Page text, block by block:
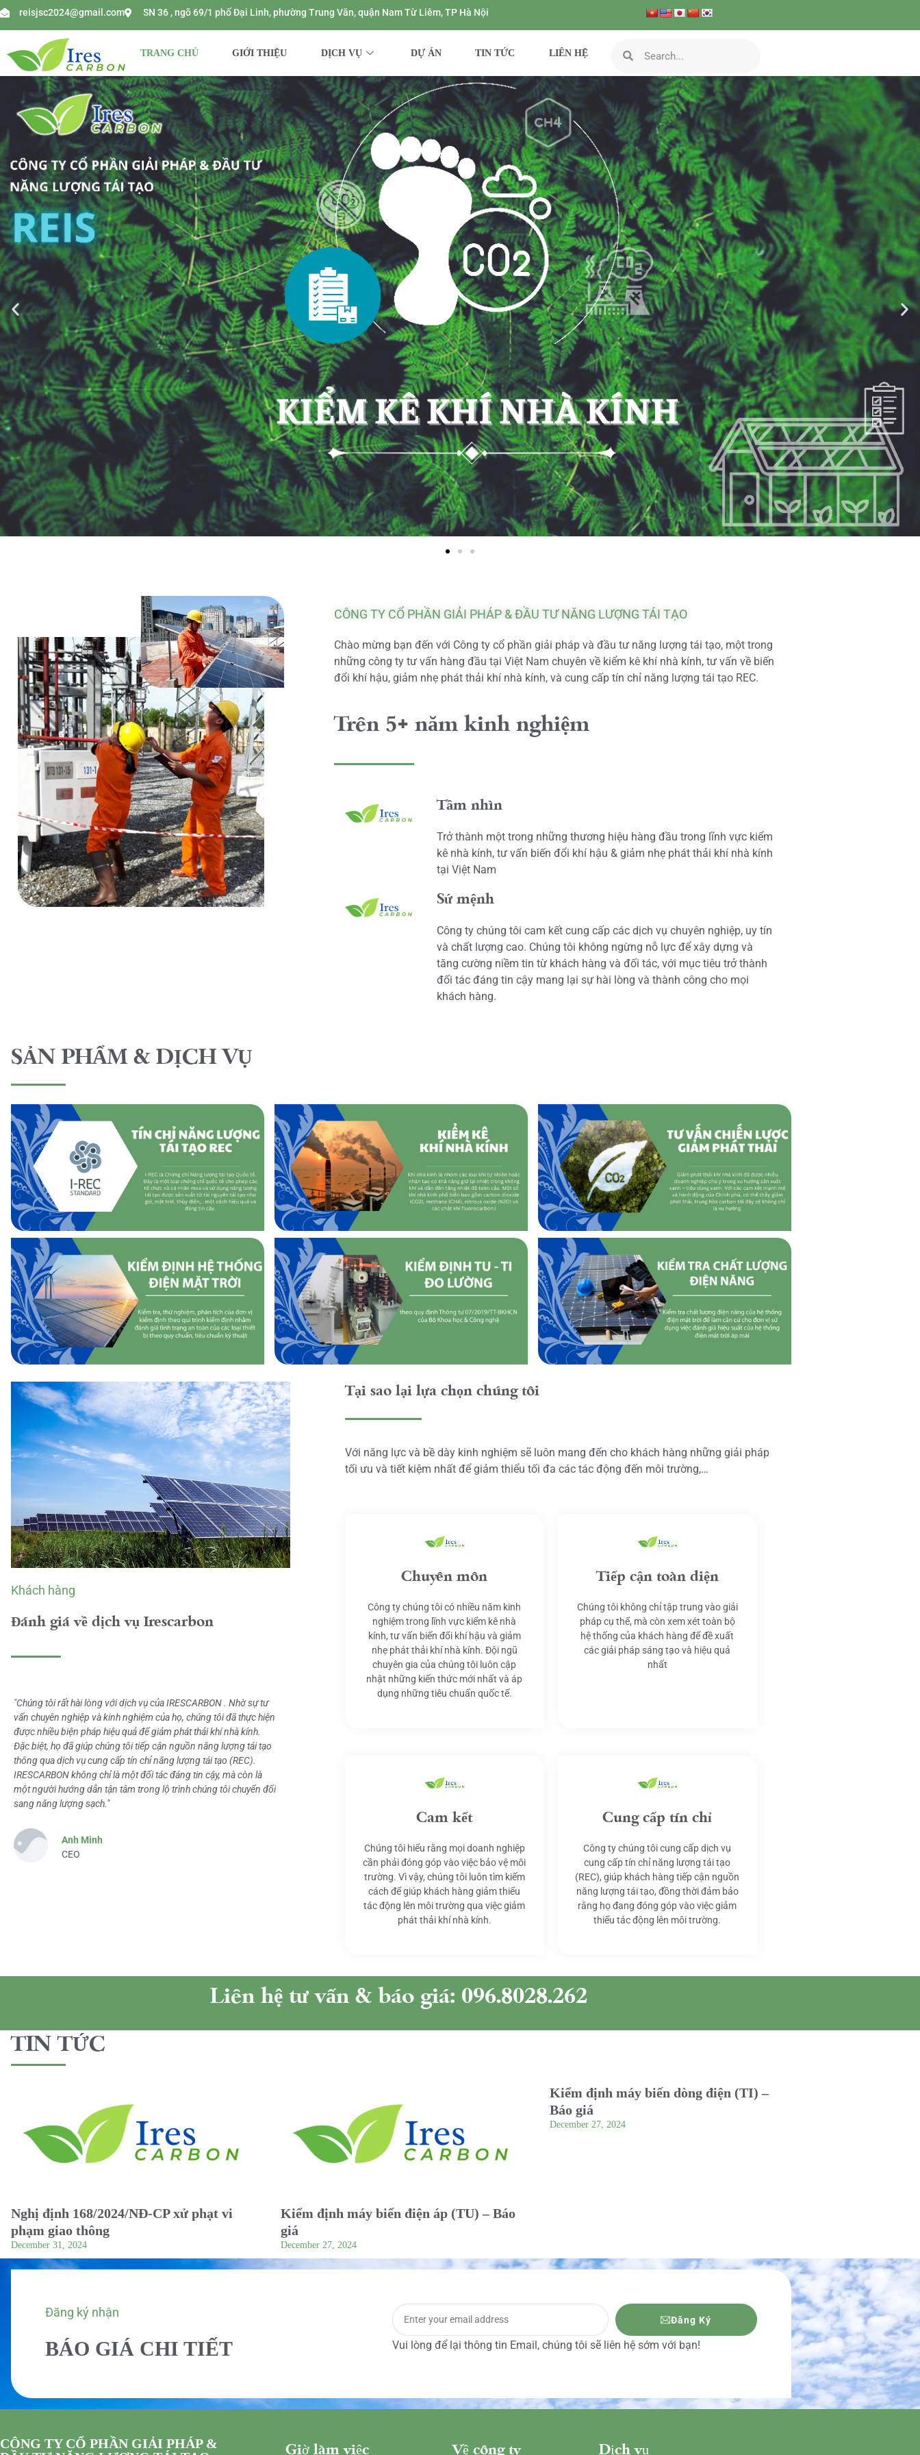
reisjsc2024@gmail.com SN 36 , ngõ 69/1 phố Đại Linh, phường Trung Văn, quận Nam Từ Liêm, TP Hà Nội
TRANG CHỦ GIỚI THIỆU DỊCH VỤ DỰ ÁN TIN TỨC LIÊN HỆ
CÔNG TY CỔ PHẦN GIẢI PHÁP & ĐẦU TƯ NĂNG LƯỢNG TÁI TẠO
Chào mừng bạn đến với Công ty cổ phần giải pháp và đầu tư năng lượng tái tạo, một trong
những công ty tư vấn hàng đầu tại Việt Nam chuyên về kiểm kê khí nhà kính, tư vấn về biến
đổi khí hậu, giảm nhẹ phát thải khí nhà kính, và cung cấp tín chỉ năng lượng tái tạo REC.
Trên 5+ năm kinh nghiệm
Tầm nhìn
Trở thành một trong những thương hiệu hàng đầu trong lĩnh vực kiểm
kê nhà kính, tư vấn biến đổi khí hậu & giảm nhẹ phát thải khí nhà kính
tại Việt Nam
Sứ mệnh
Công ty chúng tôi cam kết cung cấp các dịch vụ chuyên nghiệp, uy tín
và chất lượng cao. Chúng tôi không ngừng nỗ lực để xây dựng và
tăng cường niềm tin từ khách hàng và đối tác, với mục tiêu trở thành
đối tác đáng tin cậy mang lại sự hài lòng và thành công cho mọi
khách hàng.
SẢN PHẨM & DỊCH VỤ
Khách hàng
Đánh giá về dịch vụ Irescarbon
"Chúng tôi rất hài lòng với dịch vụ của IRESCARBON . Nhờ sự tư
vấn chuyên nghiệp và kinh nghiệm của họ, chúng tôi đã thực hiện
được nhiều biện pháp hiệu quả để giảm phát thải khí nhà kính.
Đặc biệt, họ đã giúp chúng tôi tiếp cận nguồn năng lượng tái tạo
thông qua dịch vụ cung cấp tín chỉ năng lượng tái tạo (REC).
IRESCARBON không chỉ là một đối tác đáng tin cậy, mà còn là
một người hướng dẫn tận tâm trong lộ trình chúng tôi chuyển đổi
sang năng lượng sạch."
Anh Minh
CEO
Tại sao lại lựa chọn chúng tôi
Với năng lực và bề dày kinh nghiệm sẽ luôn mang đến cho khách hàng những giải pháp
tối ưu và tiết kiệm nhất để giảm thiểu tối đa các tác động đến môi trường,…
Chuyên môn
Công ty chúng tôi có nhiều năm kinh
nghiệm trong lĩnh vực kiểm kê nhà
kính, tư vấn biến đổi khí hậu và giảm
nhẹ phát thải khí nhà kính. Đội ngũ
chuyên gia của chúng tôi luôn cập
nhật những kiến thức mới nhất và áp
dụng những tiêu chuẩn quốc tế.
Tiếp cận toàn diện
Chúng tôi không chỉ tập trung vào giải
pháp cụ thể, mà còn xem xét toàn bộ
hệ thống của khách hàng để đề xuất
các giải pháp sáng tạo và hiệu quả
nhất
Cam kết
Chúng tôi hiểu rằng mọi doanh nghiệp
cần phải đóng góp vào việc bảo vệ môi
trường. Vì vậy, chúng tôi luôn tìm kiếm
cách để giúp khách hàng giảm thiểu
tác động lên môi trường qua việc giảm
phát thải khí nhà kính.
Cung cấp tín chỉ
Công ty chúng tôi cung cấp dịch vụ
cung cấp tín chỉ năng lượng tái tạo
(REC), giúp khách hàng tiếp cận nguồn
năng lượng tái tạo, đồng thời đảm bảo
rằng họ đang đóng góp vào việc giảm
thiểu tác động lên môi trường.
Liên hệ tư vấn & báo giá: 096.8028.262
TIN TỨC
Nghị định 168/2024/NĐ-CP xử phạt vi
phạm giao thông
December 31, 2024
Kiểm định máy biến điện áp (TU) – Báo
giá
December 27, 2024
Kiểm định máy biến dòng điện (TI) –
Báo giá
December 27, 2024
Đăng ký nhận
BÁO GIÁ CHI TIẾT
Đăng Ký
Vui lòng để lại thông tin Email, chúng tôi sẽ liên hệ sớm với bạn!
CÔNG TY CỔ PHẦN GIẢI PHÁP &
Giờ làm việc Về công ty Dịch vụ